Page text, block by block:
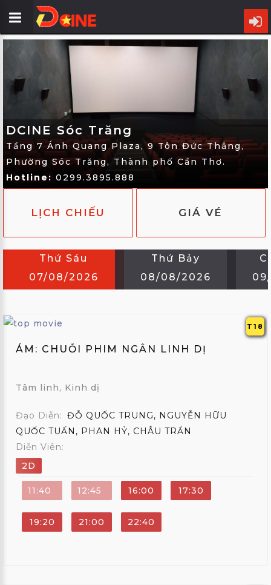
LỊCH
PHIM
CỤM
RẠP
ĐÃI
ĐIỆN
ẢNH
FAQS
HỆ
MUA
GÓI
EN
DCINE Sóc Trăng
Tầng 7 Ánh Quang Plaza, 9 Tôn Đức Thắng,
Phường Sóc Trăng, Thành phố Cần Thơ.
Hotline: 0299.3895.888
LỊCH CHIẾU GIÁ VÉ
Thứ Sáu
07/08/2026
Thứ Bảy
08/08/2026
T18
ÁM: CHUỖI PHIM NGẮN LINH DỊ
Tâm linh, Kinh dị
Đạo Diễn: ĐỖ QUỐC TRUNG, NGUYỄN HỮU
QUỐC TUẤN, PHAN HỶ, CHÂU TRẦN
Diễn Viên:
2D
11:40 12:45 16:00 17:30
19:20 21:00 22:40